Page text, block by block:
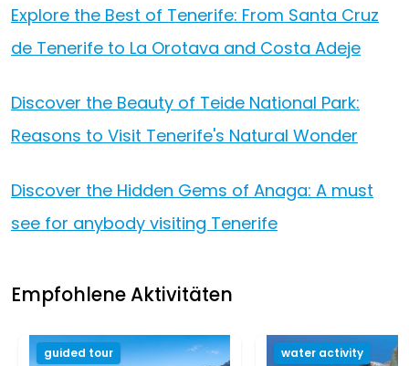
Explore the Best of Tenerife: From Santa Cruz
de Tenerife to La Orotava and Costa Adeje
Discover the Beauty of Teide National Park:
Reasons to Visit Tenerife's Natural Wonder
Discover the Hidden Gems of Anaga: A must
see for anybody visiting Tenerife
Empfohlene Aktivitäten
guided tour water activity